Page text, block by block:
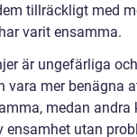
tillräckligt med
varit ensamma.
är ungefärliga
vara mer benägna
medan andra
ensamhet utan